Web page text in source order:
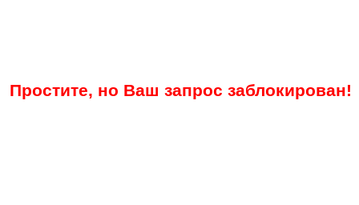
Простите, но Ваш запрос заблокирован!